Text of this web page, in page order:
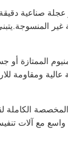
عجلة صناعية
غير
الممتازة أو
عالية ومقاومة
الكاملة
مع آلات